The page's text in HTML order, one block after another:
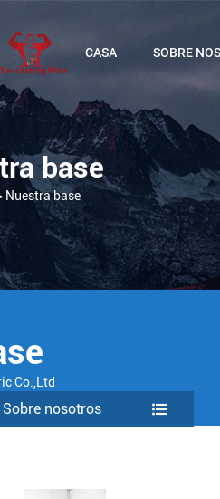
CASA SOBRE
base
Nuestra base
Co.,Ltd
Sobre nosotros